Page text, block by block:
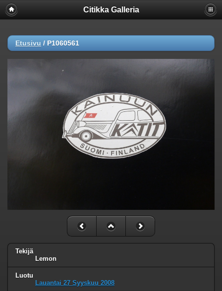
Citikka Galleria
Etusivu / P1060561
Tekijä
Lemon
Luotu
Lauantai 27 Syyskuu 2008